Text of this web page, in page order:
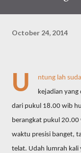
October 24, 2014
U
ntung lah
kejadian yang
dari pukul 18.00 wib
berangkat pukul 20.00
waktu presisi banget,
telat. Udah lumrah kali